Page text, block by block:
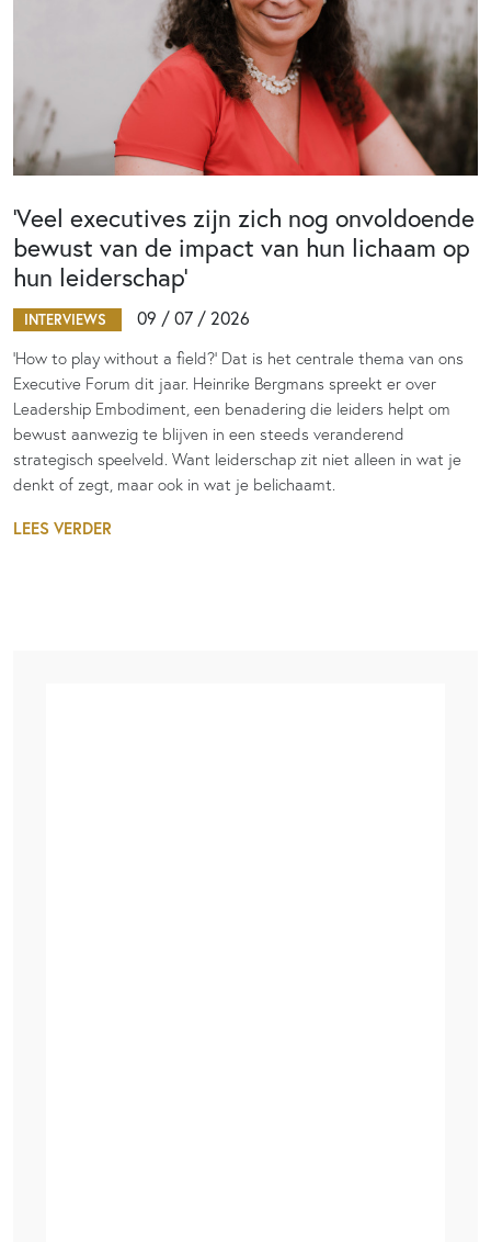
‘Veel executives zijn zich nog onvoldoende
bewust van de impact van hun lichaam op
hun leiderschap’
INTERVIEWS 09 / 07 / 2026
‘How to play without a field?’ Dat is het centrale thema van ons
Executive Forum dit jaar. Heinrike Bergmans spreekt er over
Leadership Embodiment, een benadering die leiders helpt om
bewust aanwezig te blijven in een steeds veranderend
strategisch speelveld. Want leiderschap zit niet alleen in wat je
denkt of zegt, maar ook in wat je belichaamt.
LEES VERDER